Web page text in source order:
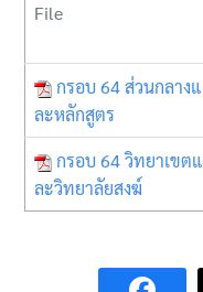
File
กรอบ 64 ส่วนกลางแ
ละหลักสูตร
กรอบ 64 วิทยาเขตแ
ละวิทยาลัยสงฆ์